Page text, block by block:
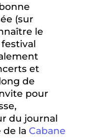
(sur
le
festival
et
de
pour
du journal
de la Cabane